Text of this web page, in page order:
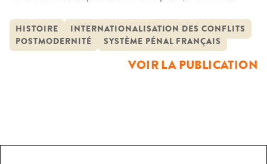
avec les principes qui fondent le système pénal français. Le
concept de postmodernité pouvait apparaître le plus
adapté pour servir de grille de lecture, tant la
HISTOIRE
INTERNATIONALISATION DES CONFLITS
POSTMODERNITÉ
SYSTÈME PÉNAL FRANÇAIS
VOIR LA PUBLICATION